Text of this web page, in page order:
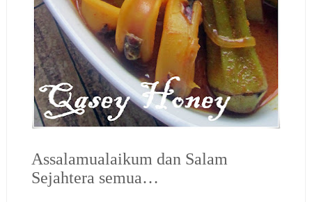
Assalamualaikum dan Salam
Sejahtera semua…